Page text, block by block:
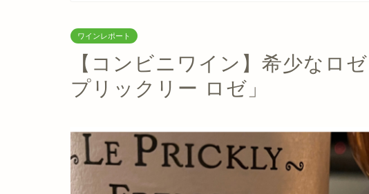
ワインレポート
【コンビニワイン】希少なロ
プリックリー ロゼ」